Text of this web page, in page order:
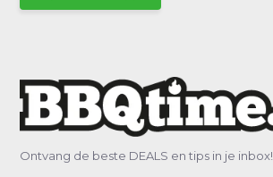
Ontvang de beste DEALS en tips in je inbox!